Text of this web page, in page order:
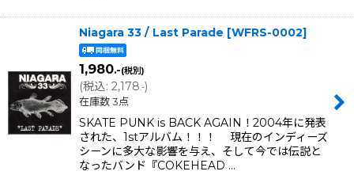
Niagara 33 / Last Parade [WFRS-0002]
1,980.-(税別)
(税込: 2,178.-)
在庫数 3点
SKATE PUNK is BACK AGAIN！2004年に発表
された、1stアルバム！！！ 現在のインディーズ
シーンに多大な影響を与え、そして今では伝説と
なったバンド『COKEHEAD …